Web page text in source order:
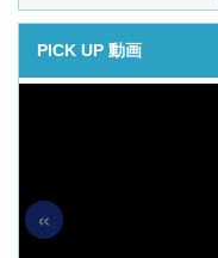
PICK UP 動画
«